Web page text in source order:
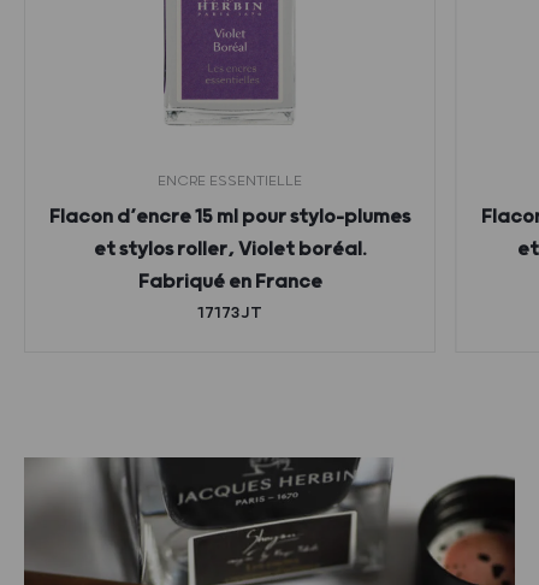
ENCRE ESSENTIELLE
Flacon d’encre 15 ml pour stylo-plumes
et stylos roller, Violet boréal.
Fabriqué en France
17173JT